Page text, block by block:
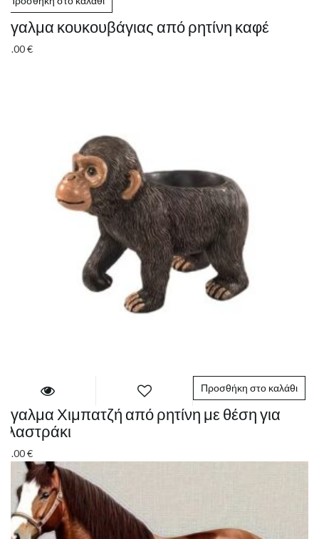
Άγαλμα κουκουβάγιας από ρητίνη καφέ
25.00€
Προσθήκη στο καλάθι
Άγαλμα Χιμπατζή από ρητίνη με θέση για
γλαστράκι
25.00€